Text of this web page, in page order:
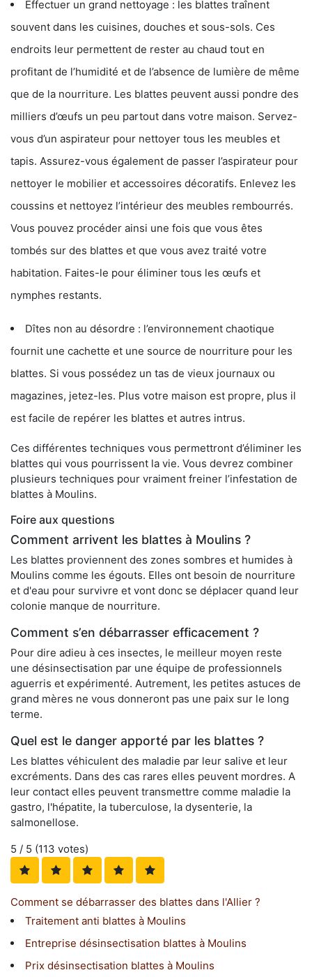
Effectuer un grand nettoyage : les blattes traînent
souvent dans les cuisines, douches et sous-sols. Ces
endroits leur permettent de rester au chaud tout en
profitant de l’humidité et de l’absence de lumière de même
que de la nourriture. Les blattes peuvent aussi pondre des
milliers d’œufs un peu partout dans votre maison. Servez-
vous d’un aspirateur pour nettoyer tous les meubles et
tapis. Assurez-vous également de passer l’aspirateur pour
nettoyer le mobilier et accessoires décoratifs. Enlevez les
coussins et nettoyez l’intérieur des meubles rembourrés.
Vous pouvez procéder ainsi une fois que vous êtes
tombés sur des blattes et que vous avez traité votre
habitation. Faites-le pour éliminer tous les œufs et
nymphes restants.
Dîtes non au désordre : l’environnement chaotique
fournit une cachette et une source de nourriture pour les
blattes. Si vous possédez un tas de vieux journaux ou
magazines, jetez-les. Plus votre maison est propre, plus il
est facile de repérer les blattes et autres intrus.
Ces différentes techniques vous permettront d’éliminer les
blattes qui vous pourrissent la vie. Vous devrez combiner
plusieurs techniques pour vraiment freiner l’infestation de
blattes à Moulins.
Foire aux questions
Comment arrivent les blattes à Moulins ?
Les blattes proviennent des zones sombres et humides à
Moulins comme les égouts. Elles ont besoin de nourriture
et d'eau pour survivre et vont donc se déplacer quand leur
colonie manque de nourriture.
Comment s’en débarrasser efficacement ?
Pour dire adieu à ces insectes, le meilleur moyen reste
une désinsectisation par une équipe de professionnels
aguerris et expérimenté. Autrement, les petites astuces de
grand mères ne vous donneront pas une paix sur le long
terme.
Quel est le danger apporté par les blattes ?
Les blattes véhiculent des maladie par leur salive et leur
excréments. Dans des cas rares elles peuvent mordres. A
leur contact elles peuvent transmettre comme maladie la
gastro, l'hépatite, la tuberculose, la dysenterie, la
salmonellose.
5 / 5 (113 votes)
Comment se débarrasser des blattes dans l'Allier ?
Traitement anti blattes à Moulins
Entreprise désinsectisation blattes à Moulins
Prix désinsectisation blattes à Moulins